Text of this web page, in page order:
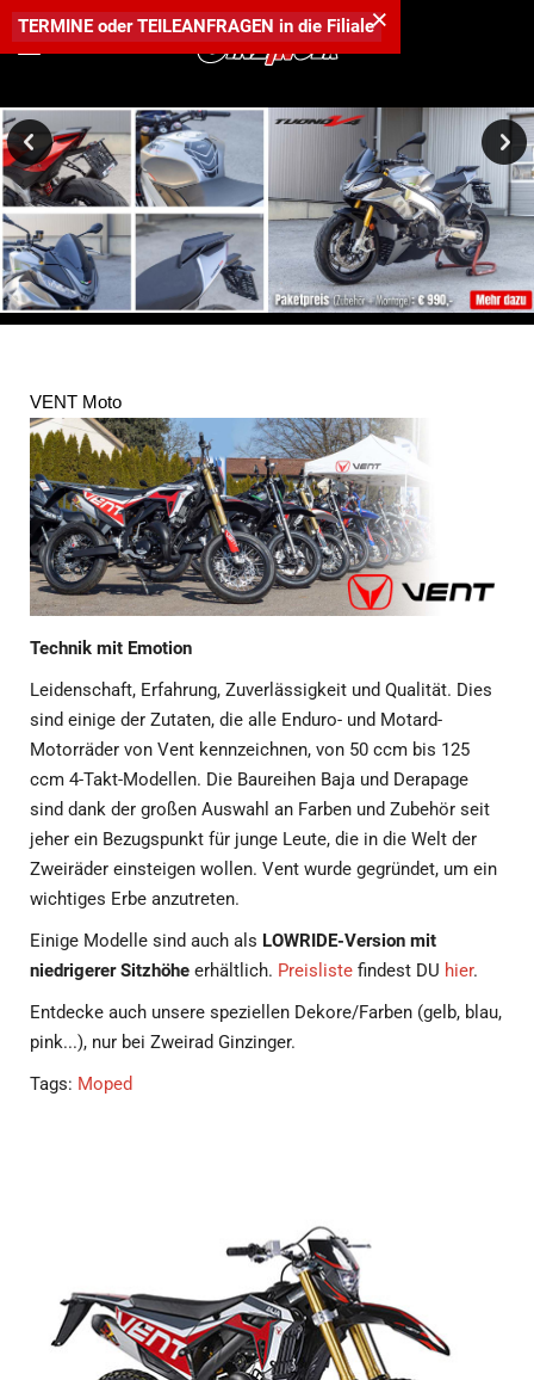
Sportliches Upgrade der Tuono V4 1100 - mach sie zur Ginzinger
Edition.
VENT Moto
Technik mit Emotion
Leidenschaft, Erfahrung, Zuverlässigkeit und Qualität. Dies
sind einige der Zutaten, die alle Enduro- und Motard-
Motorräder von Vent kennzeichnen, von 50 ccm bis 125
ccm 4-Takt-Modellen. Die Baureihen Baja und Derapage
sind dank der großen Auswahl an Farben und Zubehör seit
jeher ein Bezugspunkt für junge Leute, die in die Welt der
Zweiräder einsteigen wollen. Vent wurde gegründet, um ein
wichtiges Erbe anzutreten.
Einige Modelle sind auch als LOWRIDE-Version mit
niedrigerer Sitzhöhe erhältlich. Preisliste findest DU hier.
Entdecke auch unsere speziellen Dekore/Farben (gelb, blau,
pink...), nur bei Zweirad Ginzinger.
Tags: Moped
×
TERMINE oderTEILEANFRAGEN in die Filiale